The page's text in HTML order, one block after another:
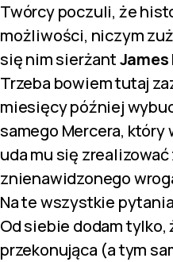
Twórcy poczuli, że
możliwości, niczym
się nim sierżantJames
Trzeba bowiem tutaj
miesięcy później
samego Mercera,
uda mu się
znienawidzonego
Na te wszystkie
Od siebie dodam
przekonująca (a tym